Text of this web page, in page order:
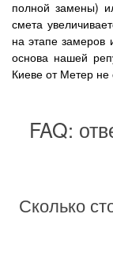
полной замены)
смета
на этапе замеров
основа нашей
Киеве от Метер не
FAQ:
Сколько